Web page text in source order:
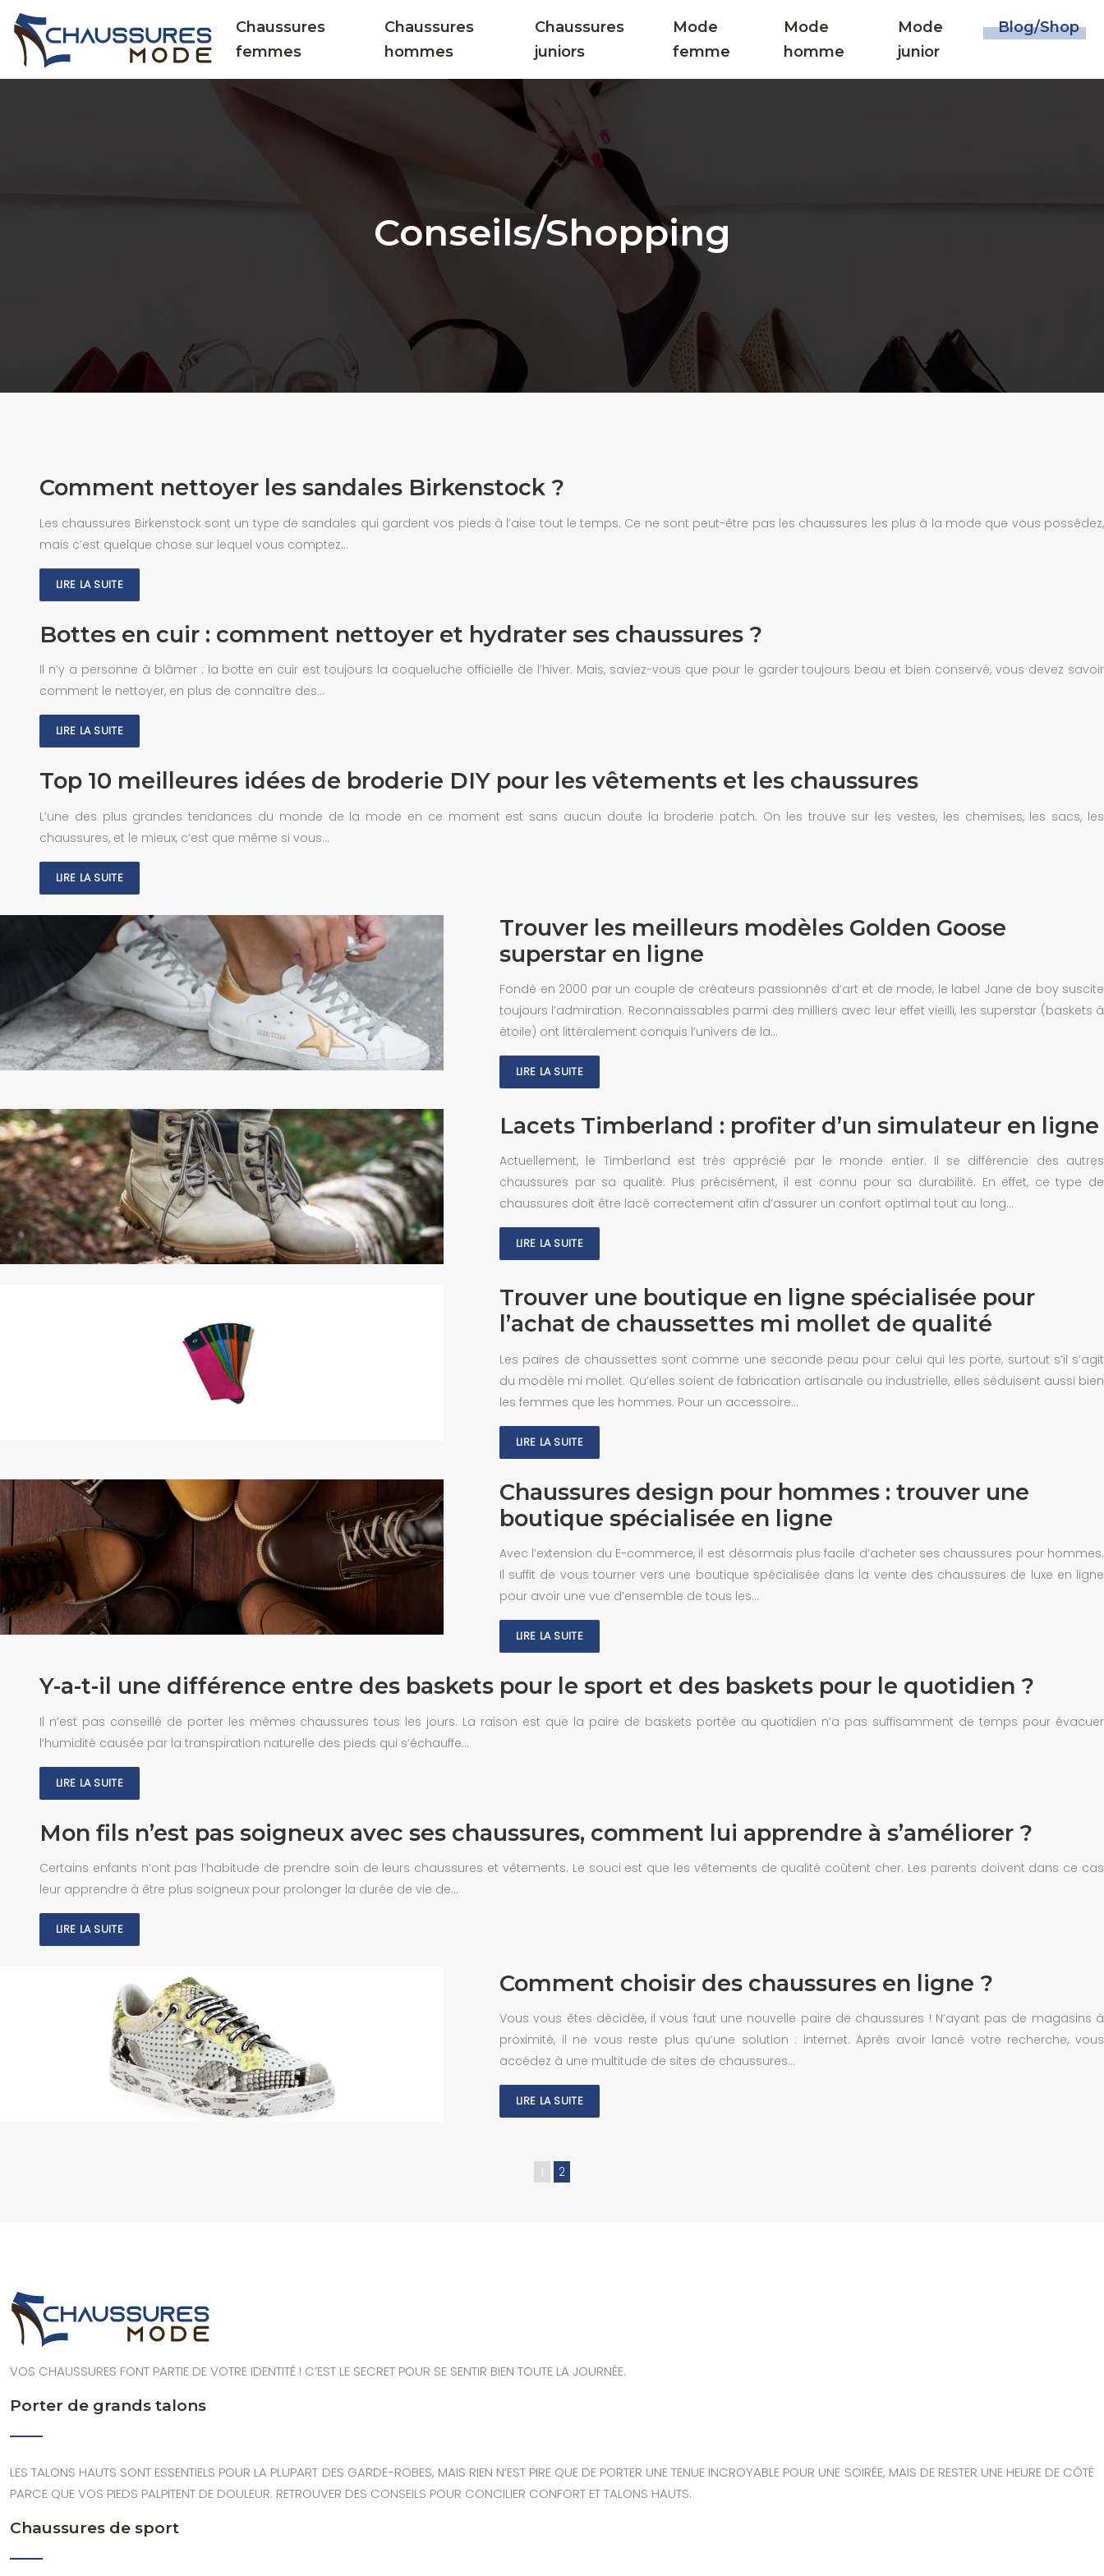
Chaussures
femmes
Chaussures
hommes
Chaussures
juniors
Mode
femme
Mode
homme
Mode
junior
Blog/Shop
Conseils/Shopping
Comment nettoyer les sandales Birkenstock ?
Les chaussures Birkenstock sont un type de sandales qui gardent vos pieds à l’aise tout le temps. Ce ne sont peut-être pas les chaussures les plus à la mode que vous possédez,
mais c’est quelque chose sur lequel vous comptez…
LIRE LA SUITE
Bottes en cuir : comment nettoyer et hydrater ses chaussures ?
Il n’y a personne à blâmer : la botte en cuir est toujours la coqueluche officielle de l’hiver. Mais, saviez-vous que pour le garder toujours beau et bien conservé, vous devez savoir
comment le nettoyer, en plus de connaître des…
LIRE LA SUITE
Top 10 meilleures idées de broderie DIY pour les vêtements et les chaussures
L’une des plus grandes tendances du monde de la mode en ce moment est sans aucun doute la broderie patch. On les trouve sur les vestes, les chemises, les sacs, les
chaussures, et le mieux, c’est que même si vous…
LIRE LA SUITE
Trouver les meilleurs modèles Golden Goose
superstar en ligne
Fondé en 2000 par un couple de créateurs passionnés d’art et de mode, le label Jane de boy suscite
toujours l’admiration. Reconnaissables parmi des milliers avec leur effet vieilli, les superstar (baskets à
étoile) ont littéralement conquis l’univers de la…
LIRE LA SUITE
Lacets Timberland : profiter d’un simulateur en ligne
Actuellement, le Timberland est très apprécié par le monde entier. Il se différencie des autres
chaussures par sa qualité. Plus précisément, il est connu pour sa durabilité. En effet, ce type de
chaussures doit être lacé correctement afin d’assurer un confort optimal tout au long…
LIRE LA SUITE
Trouver une boutique en ligne spécialisée pour
l’achat de chaussettes mi mollet de qualité
Les paires de chaussettes sont comme une seconde peau pour celui qui les porte, surtout s’il s’agit
du modèle mi mollet. Qu’elles soient de fabrication artisanale ou industrielle, elles séduisent aussi bien
les femmes que les hommes. Pour un accessoire…
LIRE LA SUITE
Chaussures design pour hommes : trouver une
boutique spécialisée en ligne
Avec l’extension du E-commerce, il est désormais plus facile d’acheter ses chaussures pour hommes.
Il suffit de vous tourner vers une boutique spécialisée dans la vente des chaussures de luxe en ligne
pour avoir une vue d’ensemble de tous les…
LIRE LA SUITE
Y-a-t-il une différence entre des baskets pour le sport et des baskets pour le quotidien ?
Il n’est pas conseillé de porter les mêmes chaussures tous les jours. La raison est que la paire de baskets portée au quotidien n’a pas suffisamment de temps pour évacuer
l’humidité causée par la transpiration naturelle des pieds qui s’échauffe…
LIRE LA SUITE
Mon fils n’est pas soigneux avec ses chaussures, comment lui apprendre à s’améliorer ?
Certains enfants n’ont pas l’habitude de prendre soin de leurs chaussures et vêtements. Le souci est que les vêtements de qualité coûtent cher. Les parents doivent dans ce cas
leur apprendre à être plus soigneux pour prolonger la durée de vie de…
LIRE LA SUITE
Comment choisir des chaussures en ligne ?
Vous vous êtes décidée, il vous faut une nouvelle paire de chaussures ! N’ayant pas de magasins à
proximité, il ne vous reste plus qu’une solution : internet. Après avoir lancé votre recherche, vous
accédez à une multitude de sites de chaussures…
LIRE LA SUITE
1 2
VOS CHAUSSURES FONT PARTIE DE VOTRE IDENTITÉ ! C’EST LE SECRET POUR SE SENTIR BIEN TOUTE LA JOURNÉE.
Porter de grands talons
LES TALONS HAUTS SONT ESSENTIELS POUR LA PLUPART DES GARDE-ROBES, MAIS RIEN N’EST PIRE QUE DE PORTER UNE TENUE INCROYABLE POUR UNE SOIRÉE, MAIS DE RESTER UNE HEURE DE CÔTÉ
PARCE QUE VOS PIEDS PALPITENT DE DOULEUR. RETROUVER DES CONSEILS POUR CONCILIER CONFORT ET TALONS HAUTS.
Chaussures de sport